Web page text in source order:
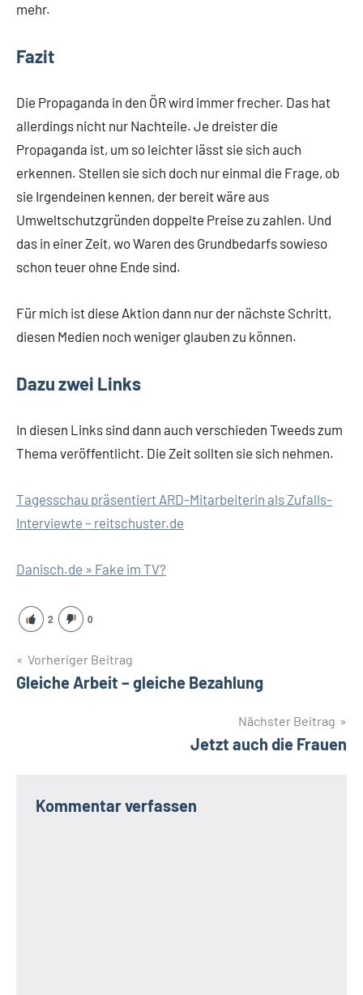
mehr.
Fazit
Die Propaganda in den ÖR wird immer frecher. Das hat
allerdings nicht nur Nachteile. Je dreister die
Propaganda ist, um so leichter lässt sie sich auch
erkennen. Stellen sie sich doch nur einmal die Frage, ob
sie Irgendeinen kennen, der bereit wäre aus
Umweltschutzgründen doppelte Preise zu zahlen. Und
das in einer Zeit, wo Waren des Grundbedarfs sowieso
schon teuer ohne Ende sind.
Für mich ist diese Aktion dann nur der nächste Schritt,
diesen Medien noch weniger glauben zu können.
Dazu zwei Links
In diesen Links sind dann auch verschieden Tweeds zum
Thema veröffentlicht. Die Zeit sollten sie sich nehmen.
Tagesschau präsentiert ARD-Mitarbeiterin als Zufalls-
Interviewte – reitschuster.de
Danisch.de » Fake im TV?
2 0
Beitragsnavigation
Vorheriger Beitrag
Gleiche Arbeit – gleiche Bezahlung
Nächster Beitrag
Jetzt auch die Frauen
Kommentar verfassen